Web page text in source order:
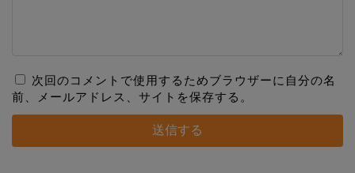
次回のコメントで使用するためブラウザーに自分の名
前、メールアドレス、サイトを保存する。